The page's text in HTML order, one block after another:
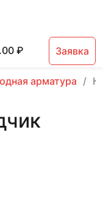
₽ Заявка
арматура